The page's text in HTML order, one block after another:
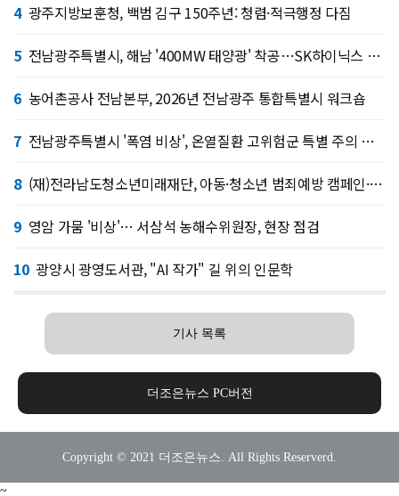
4 광주지방보훈청, 백범 김구 150주년: 청렴·적극행정 다짐
5 전남광주특별시, 해남 '400MW 태양광' 착공…SK하이닉스 공급
6 농어촌공사 전남본부, 2026년 전남광주 통합특별시 워크숍
7 전남광주특별시 '폭염 비상', 온열질환 고위험군 특별 주의 당부
8 (재)전라남도청소년미래재단, 아동·청소년 범죄예방 캠페인·연합 아웃리치
9 영암 가뭄 '비상'… 서삼석 농해수위원장, 현장 점검
10 광양시 광영도서관, "AI 작가" 길 위의 인문학
기사 목록
더조은뉴스 PC버전
Copyright © 2021 더조은뉴스. All Rights Reserverd.
~